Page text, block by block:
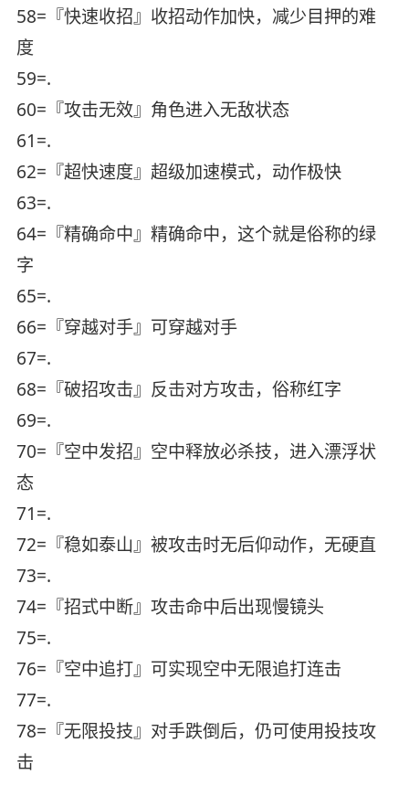
58=『快速收招』收招动作加快，减少目押的难
度
59=.
60=『攻击无效』角色进入无敌状态
61=.
62=『超快速度』超级加速模式，动作极快
63=.
64=『精确命中』精确命中，这个就是俗称的绿
字
65=.
66=『穿越对手』可穿越对手
67=.
68=『破招攻击』反击对方攻击，俗称红字
69=.
70=『空中发招』空中释放必杀技，进入漂浮状
态
71=.
72=『稳如泰山』被攻击时无后仰动作，无硬直
73=.
74=『招式中断』攻击命中后出现慢镜头
75=.
76=『空中追打』可实现空中无限追打连击
77=.
78=『无限投技』对手跌倒后，仍可使用投技攻
击